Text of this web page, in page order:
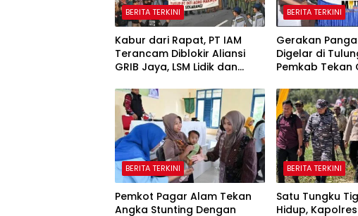
BERITA TERKINI
Kabur dari Rapat, PT IAM
Terancam Diblokir Aliansi
GRIB Jaya, LSM Lidik dan
BERITA TERKINI
Gerakan
Digelar di
Pemkab Tekan
Warga
BERITA TERKINI
Pemkot Pagar Alam Tekan
Angka Stunting Dengan
BERITA TERKINI
Satu Tungku
Hidup,